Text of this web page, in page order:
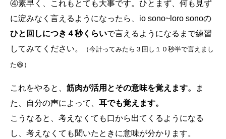
④素早く、これもとても大事です。ひとまず、何も見ず
に淀みなく言えるようになったら、io sono~loro sonoの
ひと回しにつき４秒くらいで言えるようになるまで練習
してみてください。
（今計ってみたら３回し１０秒半で言えまし
た😆）
これをやると、 筋肉が活用とその意味を覚えます。
ま
た、自分の声によって、 耳でも覚えます。
こうなると、考えなくても口から出てくるようになる
し、考えなくても聞いたときに意味が分かります。